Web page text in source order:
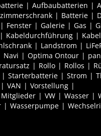
Aufbaubatterien
Batterie
Fenster Galerie Gas
Kabeldurchführung
Landstrom
Navi Optima Ontour
Rollo Rollos
Starterbatterie Strom
VAN
Vorstellung
VW Wasser
Wasserpumpe